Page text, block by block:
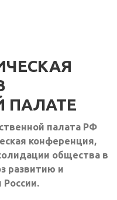
ПАЛАТЕ
палата РФ
конференция,
общества в
развитию и
России.